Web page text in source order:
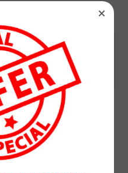
ITB BANDUNG